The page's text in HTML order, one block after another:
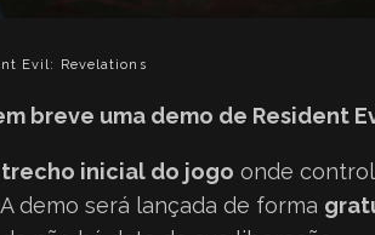
Evil: Revelations
breve uma demo de Resident
trecho inicial do jogo onde
demo será lançada de forma